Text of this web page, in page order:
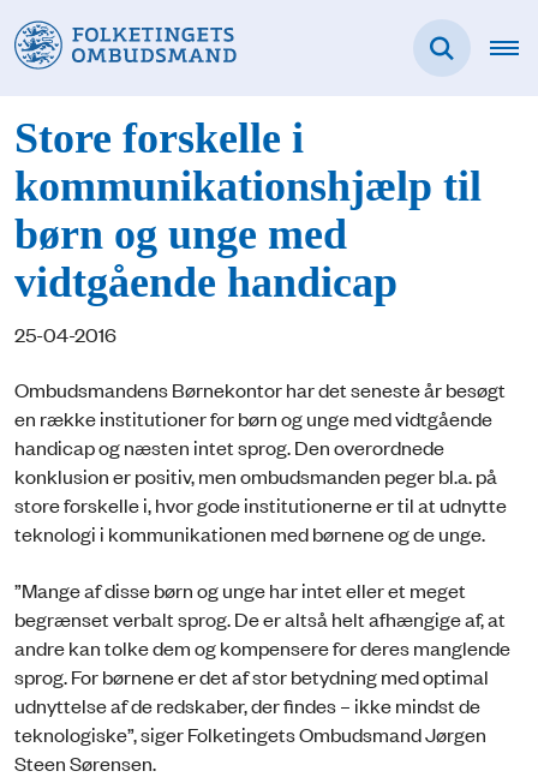
Store forskelle i
kommunikationshjælp til
børn og unge med
vidtgående handicap
25-04-2016
Ombudsmandens Børnekontor har det seneste år besøgt
en række institutioner for børn og unge med vidtgående
handicap og næsten intet sprog. Den overordnede
konklusion er positiv, men ombudsmanden peger bl.a. på
store forskelle i, hvor gode institutionerne er til at udnytte
teknologi i kommunikationen med børnene og de unge.
”Mange af disse børn og unge har intet eller et meget
begrænset verbalt sprog. De er altså helt afhængige af, at
andre kan tolke dem og kompensere for deres manglende
sprog. For børnene er det af stor betydning med optimal
udnyttelse af de redskaber, der findes – ikke mindst de
teknologiske”, siger Folketingets Ombudsmand Jørgen
Steen Sørensen.